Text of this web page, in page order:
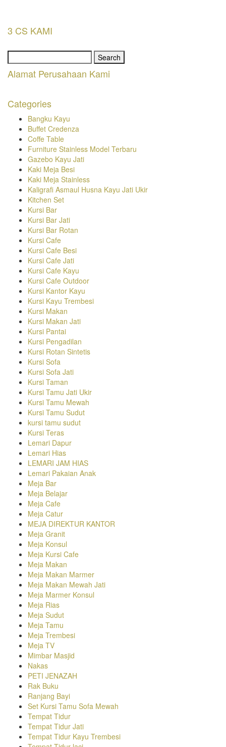
3 CS KAMI
Search
for:
Alamat Perusahaan Kami
Categories
Bangku Kayu
Buffet Credenza
Coffe Table
Furniture Stainless Model Terbaru
Gazebo Kayu Jati
Kaki Meja Besi
Kaki Meja Stainless
Kaligrafi Asmaul Husna Kayu Jati Ukir
Kitchen Set
Kursi Bar
Kursi Bar Jati
Kursi Bar Rotan
Kursi Cafe
Kursi Cafe Besi
Kursi Cafe Jati
Kursi Cafe Kayu
Kursi Cafe Outdoor
Kursi Kantor Kayu
Kursi Kayu Trembesi
Kursi Makan
Kursi Makan Jati
Kursi Pantai
Kursi Pengadilan
Kursi Rotan Sintetis
Kursi Sofa
Kursi Sofa Jati
Kursi Taman
Kursi Tamu Jati Ukir
Kursi Tamu Mewah
Kursi Tamu Sudut
kursi tamu sudut
Kursi Teras
Lemari Dapur
Lemari Hias
LEMARI JAM HIAS
Lemari Pakaian Anak
Meja Bar
Meja Belajar
Meja Cafe
Meja Catur
MEJA DIREKTUR KANTOR
Meja Granit
Meja Konsul
Meja Kursi Cafe
Meja Makan
Meja Makan Marmer
Meja Makan Mewah Jati
Meja Marmer Konsul
Meja Rias
Meja Sudut
Meja Tamu
Meja Trembesi
Meja TV
Mimbar Masjid
Nakas
PETI JENAZAH
Rak Buku
Ranjang Bayi
Set Kursi Tamu Sofa Mewah
Tempat Tidur
Tempat Tidur Jati
Tempat Tidur Kayu Trembesi